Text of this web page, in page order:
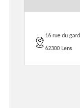
16 rue du gard
62300 Lens